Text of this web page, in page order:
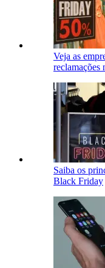
Veja as
reclamações
Saiba os
Black Friday